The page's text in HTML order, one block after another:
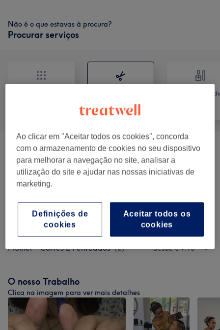
Não é o que estavas à procura?
Procurar serviços
Cabeleireiro
Tratamento
Hair Coloring (14) desde € 25
Cut & Styling ( 7) desde € 15
Tratamentos Capilares (2
Hair Treatments (7 desde € 15
Mulher - Cortes E Penteados (2) desde € 7,90
O nosso Trabalho
Clica na imagem para ver mais detalhes
Ao clicar em "Aceitar todos os cookies", concorda
com o armazenamento de cookies no seu dispositivo
para melhorar a navegação no site, analisar a
utilização do site e ajudar nas nossas iniciativas de
marketing.
Aceitar todos os
cookies
Definições de
cookies